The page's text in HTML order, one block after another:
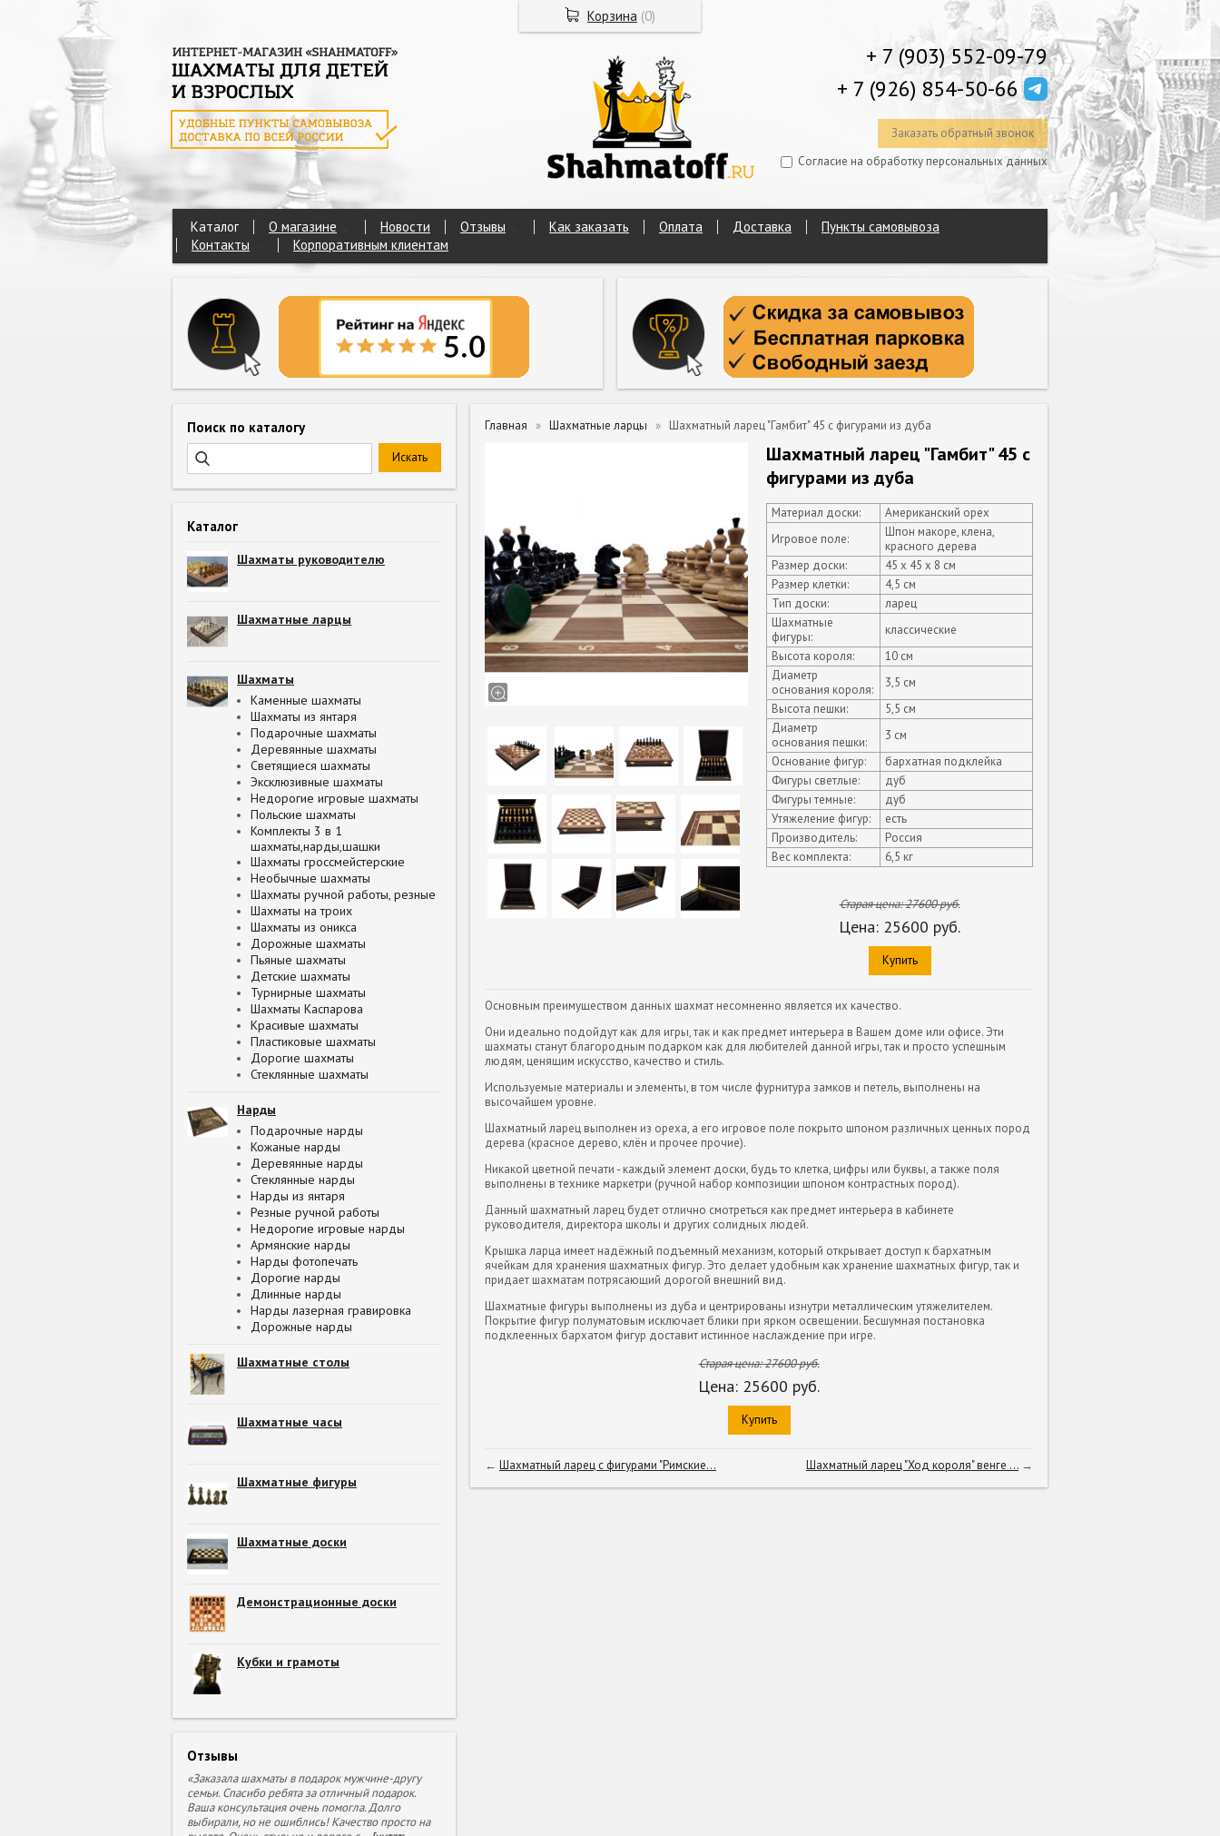
+ 7 (903) 552-09-79
+ 7 (926) 854-50-66
Заказать обратный звонок
Согласие на обработку персональных данных
Каталог О магазине Новости Отзывы Как заказать Оплата Доставка
Пункты самовывоза
Контакты
Корпоративным клиентам
Поиск по каталогу
Каталог
Шахматы руководителю
Шахматные ларцы
Шахматы
Каменные шахматы
Шахматы из янтаря
Подарочные шахматы
Деревянные шахматы
Светящиеся шахматы
Эксклюзивные шахматы
Недорогие игровые шахматы
Польские шахматы
Комплекты 3 в 1
шахматы,нарды,шашки
Шахматы гроссмейстерские
Необычные шахматы
Шахматы ручной работы, резные
Шахматы на троих
Шахматы из оникса
Дорожные шахматы
Пьяные шахматы
Детские шахматы
Турнирные шахматы
Шахматы Каспарова
Красивые шахматы
Пластиковые шахматы
Дорогие шахматы
Стеклянные шахматы
Нарды
Подарочные нарды
Кожаные нарды
Деревянные нарды
Стеклянные нарды
Нарды из янтаря
Резные ручной работы
Недорогие игровые нарды
Армянские нарды
Нарды фотопечать
Дорогие нарды
Длинные нарды
Нарды лазерная гравировка
Дорожные нарды
Шахматные столы
Шахматные часы
Шахматные фигуры
Шахматные доски
Демонстрационные доски
Кубки и грамоты
Отзывы
«Заказала шахматы в подарок мужчине-другу
семьи. Спасибо ребята за отличный подарок.
Ваша консультация очень помогла. Долго
выбирали, но не ошиблись! Качество просто на
Главная Шахматные ларцы Шахматный ларец "Гамбит" 45 с фигурами из дуба
Шахматный ларец "Гамбит" 45 с
фигурами из дуба
Материал доски:
Американский орех
Игровое поле:
Шпон макоре, клена,
красного дерева
Размер доски:
45 х 45 х 8 см
Размер клетки:
4,5 см
Тип доски:
ларец
Шахматные
фигуры:
классические
Высота короля:
10 см
Диаметр
основания короля:
3,5 см
Высота пешки:
5,5 см
Диаметр
основания пешки:
3 см
Основание фигур:
бархатная подклейка
Фигуры светлые:
дуб
Фигуры темные:
дуб
Утяжеление фигур:
есть
Производитель:
Россия
Вес комплекта:
6,5 кг
Старая цена:27600руб.
Цена: 25600 руб.
Купить
Основным преимуществом данных шахмат несомненно является их качество.
Они идеально подойдут как для игры, так и как предмет интерьера в Вашем доме или офисе. Эти
шахматы станут благородным подарком как для любителей данной игры, так и просто успешным
людям, ценящим искусство, качество и стиль.
Используемые материалы и элементы, в том числе фурнитура замков и петель, выполнены на
высочайшем уровне.
Шахматный ларец выполнен из ореха, а его игровое поле покрыто шпоном различных ценных пород
дерева (красное дерево, клён и прочее прочие).
Никакой цветной печати - каждый элемент доски, будь то клетка, цифры или буквы, а также поля
выполнены в технике маркетри (ручной набор композиции шпоном контрастных пород).
Данный шахматный ларец будет отлично смотреться как предмет интерьера в кабинете
руководителя, директора школы и других солидных людей.
Крышка ларца имеет надёжный подъемный механизм, который открывает доступ к бархатным
ячейкам для хранения шахматных фигур. Это делает удобным как хранение шахматных фигур, так и
придает шахматам потрясающий дорогой внешний вид.
Шахматные фигуры выполнены из дуба и центрированы изнутри металлическим утяжелителем.
Покрытие фигур полуматовым исключает блики при ярком освещении. Бесшумная постановка
подклеенных бархатом фигур доставит истинное наслаждение при игре.
Старая цена:27600руб.
Цена: 25600 руб.
Купить
← Шахматный ларец с фигурами "Римские... Шахматный ларец "Ход короля" венге ... →
Корзина (0)